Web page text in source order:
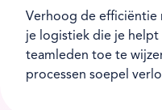
Verhoog de efficiëntie
je logistiek die je helpt
teamleden toe te
processen soepel